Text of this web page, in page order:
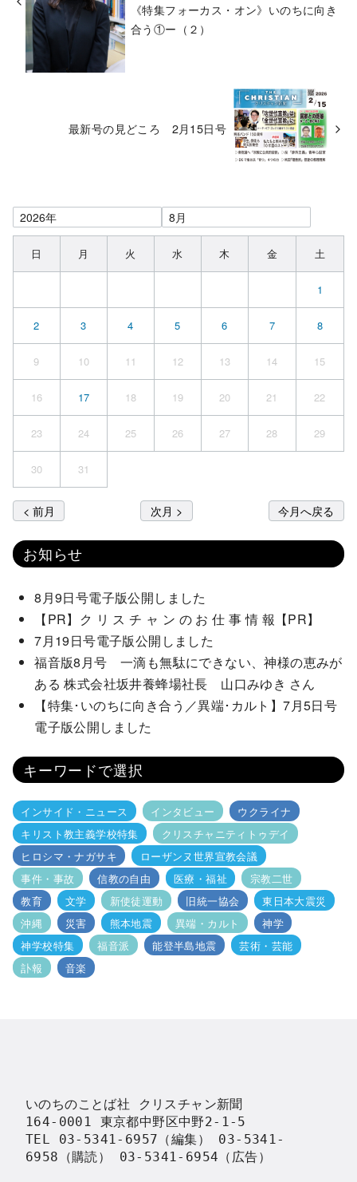
《特集フォーカス・オン》いのちに向き
合う①ー（２）
最新号の見どころ 2月15日号
日 月 火 水 木 金 土
1
2 3 4 5 6 7 8
9 10 11 12 13 14 15
16 17 18 19 20 21 22
23 24 25 26 27 28 29
30 31
< 前月 次月 > 今月へ戻る
お知らせ
8月9日号電子版公開しました
【PR】ク リ ス チ ャ ン の お 仕 事 情 報【PR】
7月19日号電子版公開しました
福音版8月号 一滴も無駄にできない、神様の恵みが
ある 株式会社坂井養蜂場社長 山口みゆき さん
【特集･いのちに向き合う／異端･カルト】7月5日号
電子版公開しました
キーワードで選択
インサイド・ニュース インタビュー
ウクライナ
キリスト教主義学校特集
クリスチャニティトゥデイ
ヒロシマ・ナガサキ
ローザンヌ世界宣教会議
事件・事故
信教の自由 医療・福祉
宗教二世
教育
文学 新使徒運動 旧統一協会
東日本大震災
沖縄
災害 熊本地震 異端・カルト
神学
神学校特集
福音派 能登半島地震
芸術・芸能
訃報
音楽
いのちのことば社 クリスチャン新聞
164-0001 東京都中野区中野2-1-5
TEL 03-5341-6957（編集） 03-5341-
6958（購読） 03-5341-6954（広告）